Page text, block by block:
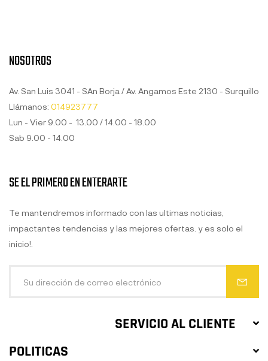
NOSOTROS
Av. San Luis 3041 - SAn Borja / Av. Angamos Este 2130 - Surquillo
Llámanos: 014923777
Lun - Vier 9.00 - 13.00 / 14.00 - 18.00
Sab 9.00 - 14.00
SERVICIO AL CLIENTE
POLITICAS
SE EL PRIMERO EN ENTERARTE
Te mantendremos informado con las ultimas noticias,
impactantes tendencias y las mejores ofertas. y es solo el
inicio!.